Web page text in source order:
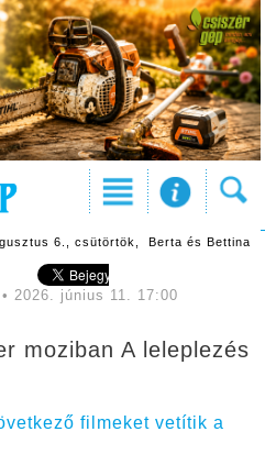
6., csütörtök, Berta és Bettina
• 2026. június 11. 17:00
moziban A leleplezés
filmeket vetítik a